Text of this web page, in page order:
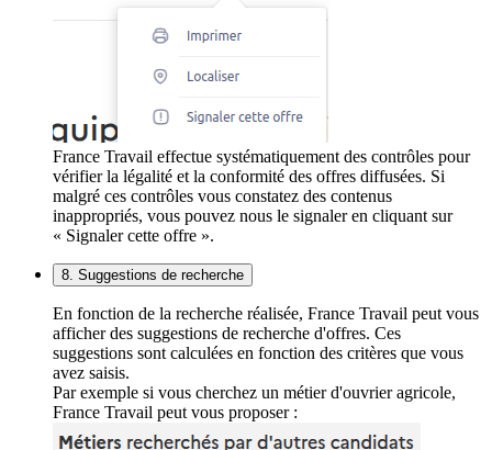
France Travail effectue systématiquement des contrôles pour
vérifier la légalité et la conformité des offres diffusées. Si
malgré ces contrôles vous constatez des contenus
inappropriés, vous pouvez nous le signaler en cliquant sur
« Signaler cette offre ».
8. Suggestions de recherche
En fonction de la recherche réalisée, France Travail peut vous
afficher des suggestions de recherche d'offres. Ces
suggestions sont calculées en fonction des critères que vous
avez saisis.
Par exemple si vous cherchez un métier d'ouvrier agricole,
France Travail peut vous proposer :